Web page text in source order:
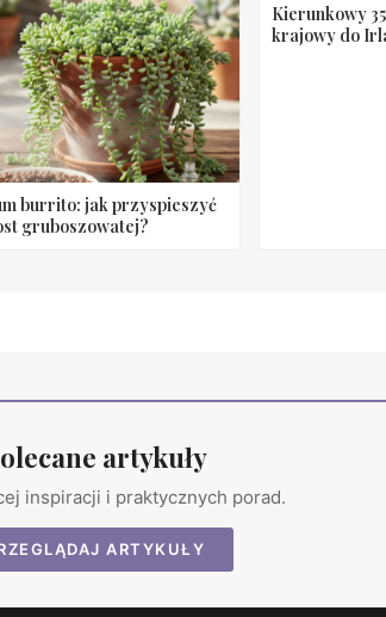
burrito: jak przyspieszyć
gruboszowatej?
Kierunkowy
krajowy do
artykuły
inspiracji i praktycznych porad.
ARTYKUŁY